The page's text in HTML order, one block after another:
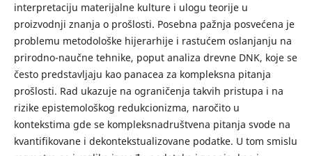
interpretaciju materijalne kulture i ulogu teorije u
proizvodnji znanja o prošlosti. Posebna pažnja posvećena je
problemu metodološke hijerarhije i rastućem oslanjanju na
prirodno-naučne tehnike, poput analiza drevne DNK, koje se
često predstavljaju kao panacea za kompleksna pitanja
prošlosti. Rad ukazuje na ograničenja takvih pristupa i na
rizike epistemološkog redukcionizma, naročito u
kontekstima gde se kompleksnadruštvena pitanja svode na
kvantifikovane i dekontekstualizovane podatke. U tom smislu